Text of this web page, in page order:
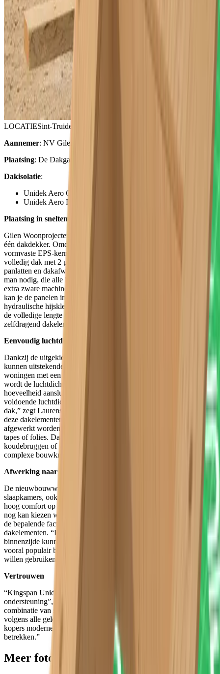
LOCATIESint-Truiden
Aannemer: NV Gilen Woonprojecten
Plaatsing: De Dakgast
Dakisolatie:
Unidek Aero Comfort 4.0
Unidek Aero Fermacell 4.0
Plaatsing in sneltempo
Gilen Woonprojecten werkt voor de afwerking van de daken met
één dakdekker. Omdat de dakelementen, bestaande uit een
vormvaste EPS-kern, zelfdragend zijn, kan de dakdekker een
volledig dak met 2 personen op 2 dagen dicht leggen, inclusief
panlatten en dakafwerking. Daarvoor zijn op de werf slechts twee
man nodig, die alle handelingen kunnen uitvoeren, zonder dat je
extra zware machines nodig hebt. Eens de gordingen geplaatst zijn,
kan je de panelen in sneltempo aanbrengen met behulp van een
hydraulische hijsklem en zelfborende schroeven. Bovendien wordt
de volledige lengte van nok tot muurplaat, over de gordingen, met 1
zelfdragend dakelement overbrugd.
Eenvoudig luchtdicht bouwen
Dankzij de uitgekiende opbouw van de sandwich dakelementen,
kunnen uitstekende prestaties geleverd worden. Interessant voor
woningen met een laag energiepeil, of passiefwoningen. Daarnaast
wordt de luchtdichtheid van het dak verhoogd door de minimale
hoeveelheid aansluitingen. “Tegenwoordig kan je niet meer
voldoende luchtdicht bouwen met de traditionele opbouw van een
dak,” zegt Laurens Gilen. “Dit wordt volledig opgevangen door
deze dakelementen. Er moet eenvoudigweg een naad luchtdicht
afgewerkt worden met een elastische PU-schuim, zonder allerlei
tapes of folies. Daardoor is de kans op foutieve plaatsing (met
koudebruggen of vochtinfiltratie tot gevolg) ter hoogte van
complexe bouwknopen (aansluitingen) quasi onbestaande.”
Afwerking naar keuze
De nieuwbouwwoningen van project Victoria hebben 3 tot 5
slaapkamers, ook onder het dak. Unidek Aero panelen leveren een
hoog comfort op akoestisch vlak. Ook het feit dat de klant achteraf
nog kan kiezen welke afwerking hij wenst, was voor Gilen één van
de bepalende factoren bij de keuze voor het gebruik van deze
dakelementen. “De panelen met de Fermacell-gipsvezelplaat aan de
binnenzijde kunnen worden gepleisterd, geverfd of behangen. Dit is
vooral populair bij klanten die de zolderverdieping als slaapkamer
willen gebruiken.”
Vertrouwen
“Kingspan Unidek biedt de aannemer goede technische
ondersteuning”, laat Laurens Gilen nog optekenen. “Voeg daarbij de
combinatie van snel plaatsbare en performante dakafwerking
volgens alle geldende normen. Zo kunnen we vanaf eind 2017 de
kopers moderne woningen bieden die ze in alle vertrouwen kunnen
betrekken.”
Meer foto's bekijken van dit project